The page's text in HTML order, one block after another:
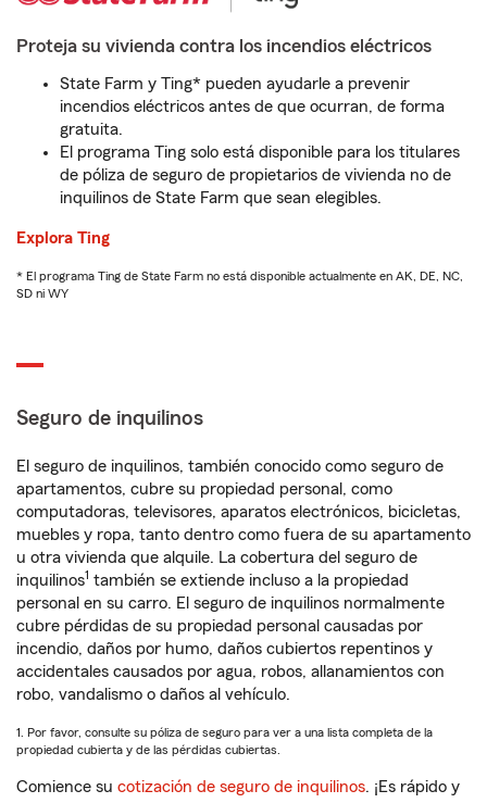
Proteja su vivienda contra los incendios eléctricos
State Farm y Ting* pueden ayudarle a prevenir
incendios eléctricos antes de que ocurran, de forma
gratuita.
El programa Ting solo está disponible para los titulares
de póliza de seguro de propietarios de vivienda no de
inquilinos de State Farm que sean elegibles.
Explora Ting
* El programa Ting de State Farm no está disponible actualmente en AK, DE, NC,
SD ni WY
Seguro de inquilinos
El seguro de inquilinos, también conocido como seguro de
apartamentos, cubre su propiedad personal, como
computadoras, televisores, aparatos electrónicos, bicicletas,
muebles y ropa, tanto dentro como fuera de su apartamento
u otra vivienda que alquile. La cobertura del seguro de
inquilinos1 también se extiende incluso a la propiedad
personal en su carro. El seguro de inquilinos normalmente
cubre pérdidas de su propiedad personal causadas por
incendio, daños por humo, daños cubiertos repentinos y
accidentales causados por agua, robos, allanamientos con
robo, vandalismo o daños al vehículo.
1. Por favor, consulte su póliza de seguro para ver a una lista completa de la
propiedad cubierta y de las pérdidas cubiertas.
Comience su cotización de seguro de inquilinos. ¡Es rápido y